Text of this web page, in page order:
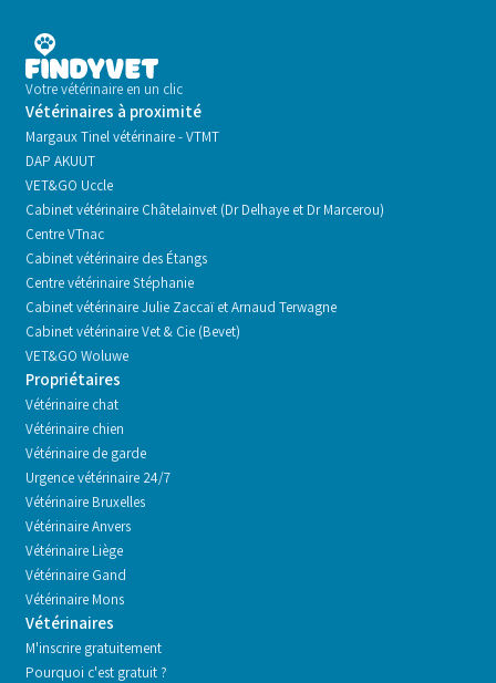
Votre vétérinaire en un clic
Vétérinaires à proximité
Margaux Tinel vétérinaire - VTMT
DAP AKUUT
VET&GO Uccle
Cabinet vétérinaire Châtelainvet (Dr Delhaye et Dr Marcerou)
Centre VTnac
Cabinet vétérinaire des Étangs
Centre vétérinaire Stéphanie
Cabinet vétérinaire Julie Zaccaï et Arnaud Terwagne
Cabinet vétérinaire Vet & Cie (Bevet)
VET&GO Woluwe
Propriétaires
Vétérinaire chat
Vétérinaire chien
Vétérinaire de garde
Urgence vétérinaire 24/7
Vétérinaire Bruxelles
Vétérinaire Anvers
Vétérinaire Liège
Vétérinaire Gand
Vétérinaire Mons
Vétérinaires
M'inscrire gratuitement
Pourquoi c'est gratuit ?